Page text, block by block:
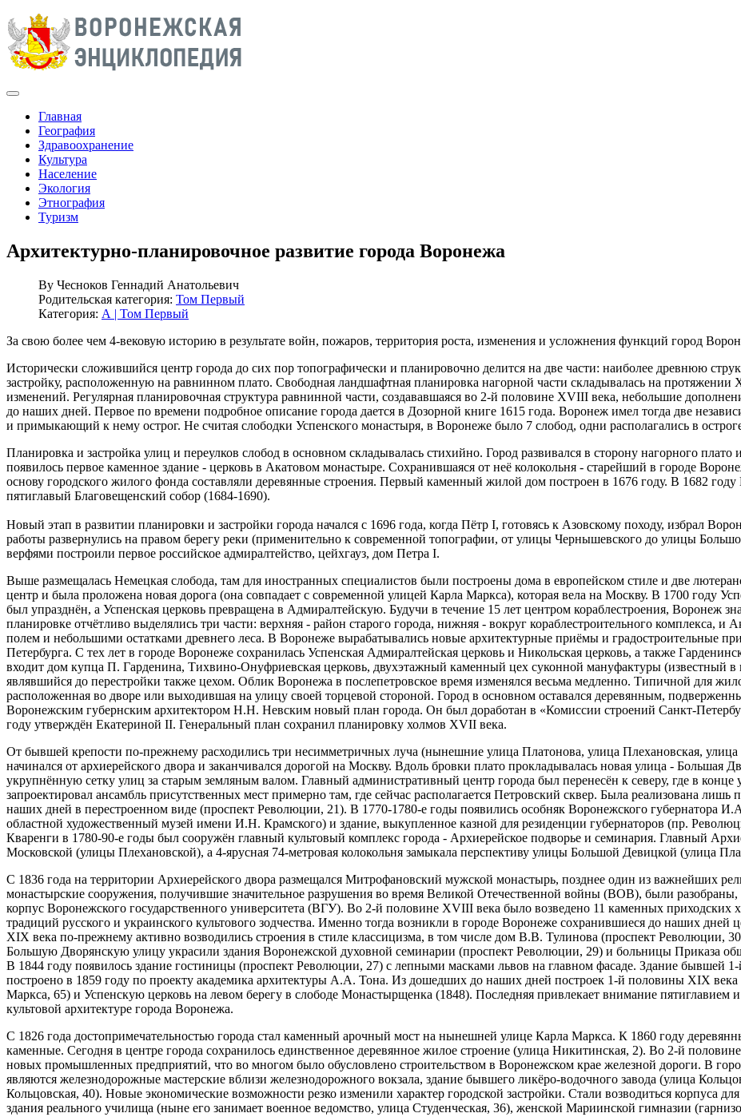
Главная
География
Здравоохранение
Культура
Население
Экология
Этнография
Туризм
Архитектурно-планировочное развитие города Воронежа
By Чесноков Геннадий Анатольевич
Родительская категория: Том Первый
Категория: А | Том Первый
За свою более чем 4-вековую историю в результате войн, пожаров, территория роста, изменения и усложнения функций город
Исторически сложившийся центр города до сих пор топографически и планировочно делится на две части: наиболее древнюю
застройку, расположенную на равнинном плато. Свободная ландшафтная планировка нагорной части складывалась на
изменений. Регулярная планировочная структура равнинной части, создававшаяся во 2-й половине XVIII века, небольшие
до наших дней. Первое по времени подробное описание города дается в Дозорной книге 1615 года. Воронеж имел тогда две
и примыкающий к нему острог. Не считая слободки Успенского монастыря, в Воронеже было 7 слобод, одни располагались в
Планировка и застройка улиц и переулков слобод в основном складывалась стихийно. Город развивался в сторону нагорного
появилось первое каменное здание - церковь в Акатовом монастыре. Сохранившаяся от неё колокольня - старейший в городе
основу городского жилого фонда составляли деревянные строения. Первый каменный жилой дом построен в 1676 году. В 1682
пятиглавый Благовещенский собор (1684-1690).
Новый этап в развитии планировки и застройки города начался с 1696 года, когда Пётр I, готовясь к Азовскому походу, избрал
работы развернулись на правом берегу реки (применительно к современной топографии, от улицы Чернышевского до улицы
верфями построили первое российское адмиралтейство, цейхгауз, дом Петра I.
Выше размещалась Немецкая слобода, там для иностранных специалистов были построены дома в европейском стиле и две
центр и была проложена новая дорога (она совпадает с современной улицей Карла Маркса), которая вела на Москву. В 1700 году
был упразднён, а Успенская церковь превращена в Адмиралтейскую. Будучи в течение 15 лет центром кораблестроения, Воронеж
планировке отчётливо выделялись три части: верхняя - район старого города, нижняя - вокруг кораблестроительного комплекса, и
полем и небольшими остатками древнего леса. В Воронеже вырабатывались новые архитектурные приёмы и градостроительные
Петербурга. С тех лет в городе Воронеже сохранилась Успенская Адмиралтейская церковь и Никольская церковь, а также
входит дом купца П. Гарденина, Тихвино-Онуфриевская церковь, двухэтажный каменный цех суконной мануфактуры (известный
являвшийся до перестройки также цехом. Облик Воронежа в послепетровское время изменялся весьма медленно. Типичной для
расположенная во дворе или выходившая на улицу своей торцевой стороной. Город в основном оставался деревянным,
Воронежским губернским архитектором Н.Н. Невским новый план города. Он был доработан в «Комиссии строений Санкт-
году утверждён Екатериной II. Генеральный план сохранил планировку холмов XVII века.
От бывшей крепости по-прежнему расходились три несимметричных луча (нынешние улица Платонова, улица Плехановская,
начинался от архиерейского двора и заканчивался дорогой на Москву. Вдоль бровки плато прокладывалась новая улица -
укрупнённую сетку улиц за старым земляным валом. Главный административный центр города был перенесён к северу, где в
запроектировал ансамбль присутственных мест примерно там, где сейчас располагается Петровский сквер. Была реализована
наших дней в перестроенном виде (проспект Революции, 21). В 1770-1780-е годы появились особняк Воронежского губернатора
областной художественный музей имени И.Н. Крамского) и здание, выкупленное казной для резиденции губернаторов (пр.
Кваренги в 1780-90-е годы был сооружён главный культовый комплекс города - Архиерейское подворье и семинария. Главный
Московской (улицы Плехановской), а 4-ярусная 74-метровая колокольня замыкала перспективу улицы Большой Девицкой (улица
С 1836 года на территории Архиерейского двора размещался Митрофановский мужской монастырь, позднее один из важнейших
монастырские сооружения, получившие значительное разрушения во время Великой Отечественной войны (ВОВ), были
корпус Воронежского государственного университета (ВГУ). Во 2-й половине XVIII века было возведено 11 каменных приходских
традиций русского и украинского культового зодчества. Именно тогда возникли в городе Воронеже сохранившиеся до наших дней
XIX века по-прежнему активно возводились строения в стиле классицизма, в том числе дом В.В. Тулинова (проспект Революции,
Большую Дворянскую улицу украсили здания Воронежской духовной семинарии (проспект Революции, 29) и больницы Приказа
В 1844 году появилось здание гостиницы (проспект Революции, 27) с лепными масками львов на главном фасаде. Здание бывшей
построено в 1859 году по проекту академика архитектуры А.А. Тона. Из дошедших до наших дней построек 1-й половины XIX века
Маркса, 65) и Успенскую церковь на левом берегу в слободе Монастырщенка (1848). Последняя привлекает внимание пятиглавием
культовой архитектуре города Воронежа.
С 1826 года достопримечательностью города стал каменный арочный мост на нынешней улице Карла Маркса. К 1860 году
каменные. Сегодня в центре города сохранилось единственное деревянное жилое строение (улица Никитинская, 2). Во 2-й
новых промышленных предприятий, что во многом было обусловлено строительством в Воронежском крае железной дороги. В
являются железнодорожные мастерские вблизи железнодорожного вокзала, здание бывшего ликёро-водочного завода (улица
Кольцовская, 40). Новые экономические возможности резко изменили характер городской застройки. Стали возводиться корпуса
здания реального училища (ныне его занимает военное ведомство, улица Студенческая, 36), женской Мариинской гимназии